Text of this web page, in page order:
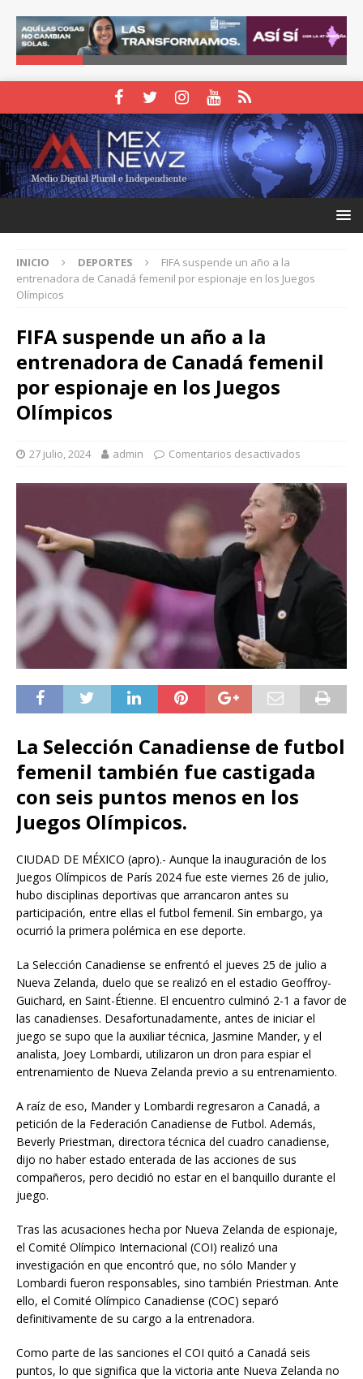
INICIO DEPORTES
FIFA suspende un año a la
entrenadora de Canadá femenil por espionaje en los Juegos
Olímpicos
FIFA suspende un año a la
entrenadora de Canadá femenil
por espionaje en los Juegos
Olímpicos
27 julio, 2024 admin Comentarios desactivados
La Selección Canadiense de futbol
femenil también fue castigada
con seis puntos menos en los
Juegos Olímpicos.
CIUDAD DE MÉXICO (apro).- Aunque la inauguración de los
Juegos Olímpicos de París 2024 fue este viernes 26 de julio,
hubo disciplinas deportivas que arrancaron antes su
participación, entre ellas el futbol femenil. Sin embargo, ya
ocurrió la primera polémica en ese deporte.
La Selección Canadiense se enfrentó el jueves 25 de julio a
Nueva Zelanda, duelo que se realizó en el estadio Geoffroy-
Guichard, en Saint-Étienne. El encuentro culminó 2-1 a favor de
las canadienses. Desafortunadamente, antes de iniciar el
juego se supo que la auxiliar técnica, Jasmine Mander, y el
analista, Joey Lombardi, utilizaron un dron para espiar el
entrenamiento de Nueva Zelanda previo a su entrenamiento.
A raíz de eso, Mander y Lombardi regresaron a Canadá, a
petición de la Federación Canadiense de Futbol. Además,
Beverly Priestman, directora técnica del cuadro canadiense,
dijo no haber estado enterada de las acciones de sus
compañeros, pero decidió no estar en el banquillo durante el
juego.
Tras las acusaciones hecha por Nueva Zelanda de espionaje,
el Comité Olímpico Internacional (COI) realizó una
investigación en que encontró que, no sólo Mander y
Lombardi fueron responsables, sino también Priestman. Ante
ello, el Comité Olímpico Canadiense (COC) separó
definitivamente de su cargo a la entrenadora.
Como parte de las sanciones el COI quitó a Canadá seis
puntos, lo que significa que la victoria ante Nueva Zelanda no